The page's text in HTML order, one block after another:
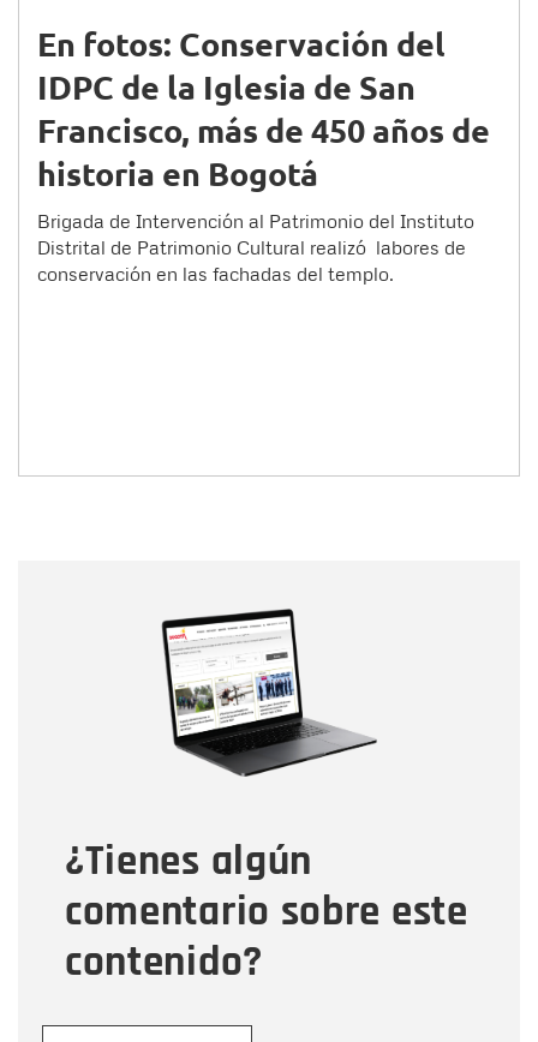
En fotos: Conservación del
IDPC de la Iglesia de San
Francisco, más de 450 años de
historia en Bogotá
Brigada de Intervención al Patrimonio del Instituto
Distrital de Patrimonio Cultural realizó labores de
conservación en las fachadas del templo.
¿Tienes algún
comentario sobre este
contenido?
Correo electrónico
Tipo de comentario
Mensaje